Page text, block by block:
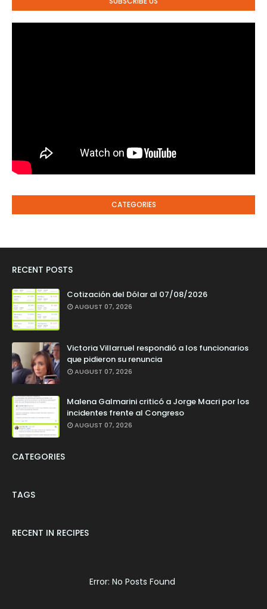
CATEGORIES
RECENT POSTS
Cotización del Dólar al 07/08/2026
AUGUST 07, 2026
Victoria Villarruel respondió a los funcionarios
que pidieron su renuncia
AUGUST 07, 2026
Malena Galmarini criticó a Jorge Macri por los
incidentes frente al Congreso
AUGUST 07, 2026
CATEGORIES
TAGS
RECENT IN RECIPES
Error: No Posts Found